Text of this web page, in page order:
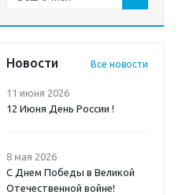
Новости Все новости
11 июня 2026
12 Июня День России !
8 мая 2026
С Днем Победы в Великой
Отечественной войне!